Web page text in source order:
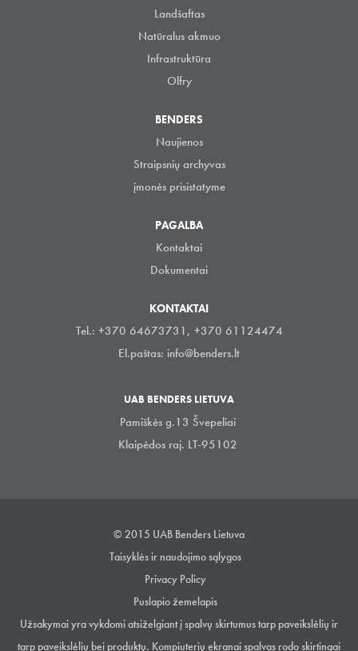
Landšaftas
Natūralus akmuo
Infrastruktūra
Olfry
BENDERS
Naujienos
Straipsnių archyvas
įmonės prisistatyme
PAGALBA
Kontaktai
Dokumentai
KONTAKTAI
Tel.: +370 64673731, +370 61124474
El.paštas: info@benders.lt
UAB BENDERS LIETUVA
Pamiškės g.13 Švepeliai
Klaipėdos raj. LT-95102
© 2015 UAB Benders Lietuva
Taisyklės ir naudojimo sąlygos
Privacy Policy
Puslapio žemelapis
Užsakymai yra vykdomi atsiželgiant į spalvų skirtumus tarp paveikslėlių ir
tarp paveikslėlių bei produktų. Kompiuterių ekranai spalvas rodo skirtingai